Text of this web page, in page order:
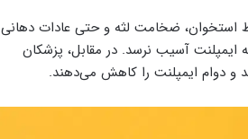
استخوان، ضخامت لثه و حتی عادات دهانی
آسیب نرسد. در مقابل، پزشکان
و دوام ایمپلنت را کاهش می‌دهند.